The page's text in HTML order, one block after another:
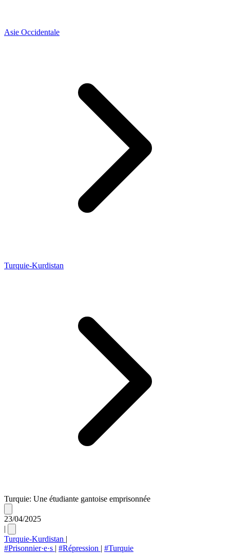
Asie Occidentale
Turquie-Kurdistan
Turquie: Une étudiante gantoise emprisonnée
23/04/2025
|
Turquie-Kurdistan |
#Prisonnier·e·s | #Répression | #Turquie